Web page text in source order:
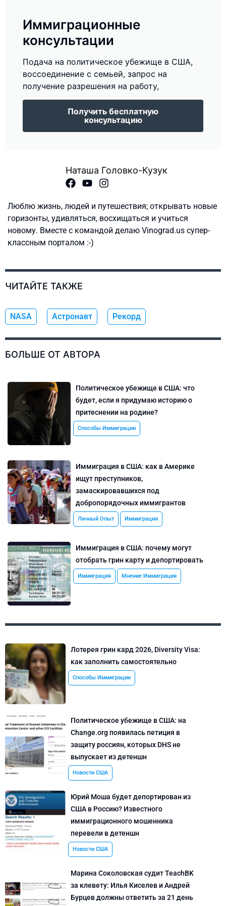
Иммиграционные
консультации
Подача на политическое убежище в США,
воссоединение с семьей, запрос на
получение разрешения на работу,
Получить бесплатную
консультацию
Наташа Головко-Кузук
Люблю жизнь, людей и путешествия; открывать новые
горизонты, удивляться, восхищаться и учиться
новому. Вместе с командой делаю Vinograd.us супер-
классным порталом :-)
ЧИТАЙТЕ ТАКЖЕ
NASA Астронавт Рекорд
БОЛЬШЕ ОТ АВТОРА
Политическое убежище в США: что
будет, если я придумаю историю о
притеснении на родине?
Способы Иммиграции
Иммиграция в США: как в Америке
ищут преступников,
замаскировавшихся под
добропорядочных иммигрантов
Личный Опыт Иммиграция
Иммиграция в США: почему могут
отобрать грин карту и депортировать
Иммиграция Мнение Иммиграция
Лотерея грин кард 2026, Diversity Visa:
как заполнить самостоятельно
Способы Иммиграции
Политическое убежище в США: на
Change.org появилась петиция в
защиту россиян, которых DHS не
выпускает из детеншн
Новости США
Юрий Моша будет депортирован из
США в Россию? Известного
иммиграционного мошенника
перевели в детеншн
Новости США
Марина Соколовская судит TeachBK
за клевету: Илья Киселев и Андрей
Бурцев должны ответить за 21 день